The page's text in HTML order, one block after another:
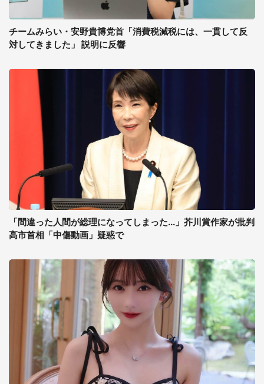
チームみらい・安野貴博党首「消費税減税には、一貫して反
対してきました」 説明に反響
「間違った人間が総理になってしまった...」芥川賞作家が批判
高市首相「中傷動画」疑惑で